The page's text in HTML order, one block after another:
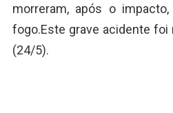
morreram, após o
fogo.Este grave acidente
(24/5).